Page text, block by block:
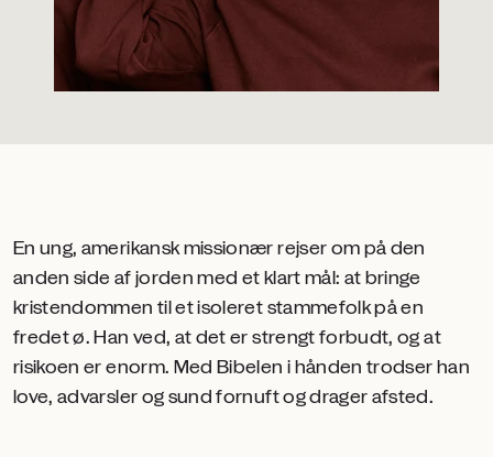
En ung, amerikansk missionær rejser om på den
anden side af jorden med et klart mål: at bringe
kristendommen til et isoleret stammefolk på en
fredet ø. Han ved, at det er strengt forbudt, og at
risikoen er enorm. Med Bibelen i hånden trodser han
love, advarsler og sund fornuft og drager afsted.